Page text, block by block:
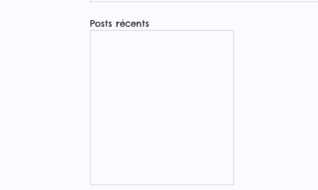
Posts récents